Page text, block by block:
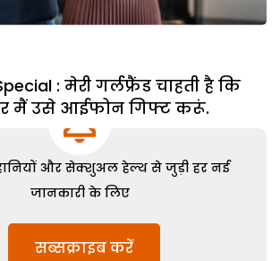
: मेरी गर्लफ्रैंड चाहती है कि
मैं उसे आईफोन गिफ्ट करूं.
और सेक्शुअल हेल्थ से जुड़ी हर नई
जानकारी के लिए
सब्सक्राइब करें